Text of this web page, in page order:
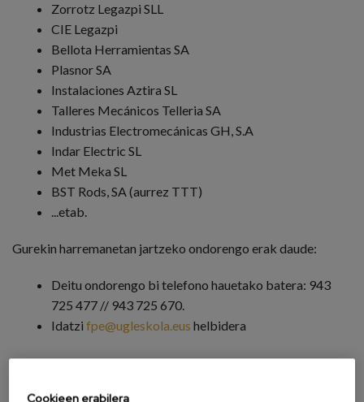
Zorrotz Legazpi SLL
CIE Legazpi
Bellota Herramientas SA
Plasnor SA
Instalaciones Aztira SL
Talleres Mecánicos Telleria SA
Industrias Electromecánicas GH, S.A
Indar Electric SL
Met Meka SL
BST Rods, SA (aurrez TTT)
...etab.
Gurekin harremanetan jartzeko ondorengo erak daude:
Deitu ondorengo bi telefono hauetako batera: 943
725 477 // 943 725 670.
Idatzi fpe@ugleskola.eus helbidera
Cookieen erabilera